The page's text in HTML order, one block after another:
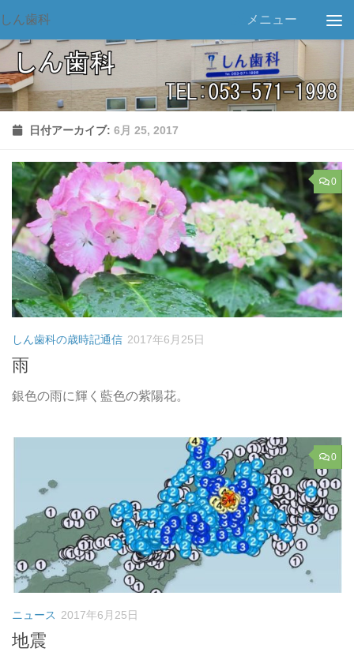
しん歯科 メニュー
日付アーカイブ: 6月 25, 2017
0
しん歯科の歳時記通信 2017年6月25日
雨
銀色の雨に輝く藍色の紫陽花。
0
ニュース 2017年6月25日
地震